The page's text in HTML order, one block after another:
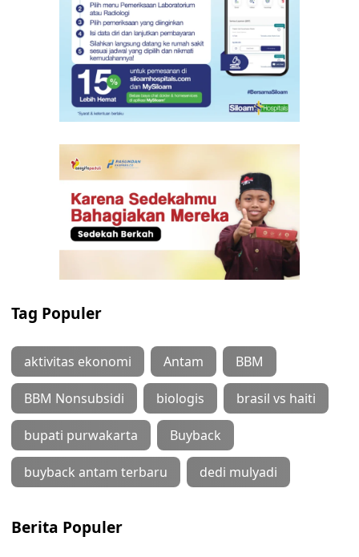
Tag Populer
aktivitas ekonomi Antam BBM
BBM Nonsubsidi biologis brasil vs haiti
bupati purwakarta Buyback
buyback antam terbaru dedi mulyadi
Berita Populer